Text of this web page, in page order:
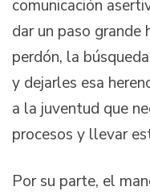
comunicación
dar un paso grande
perdón, la
y dejarles esa
a la juventud que
procesos y llevar
Por su parte, el